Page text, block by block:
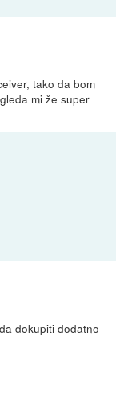
tako da bom
mi že super
dokupiti dodatno